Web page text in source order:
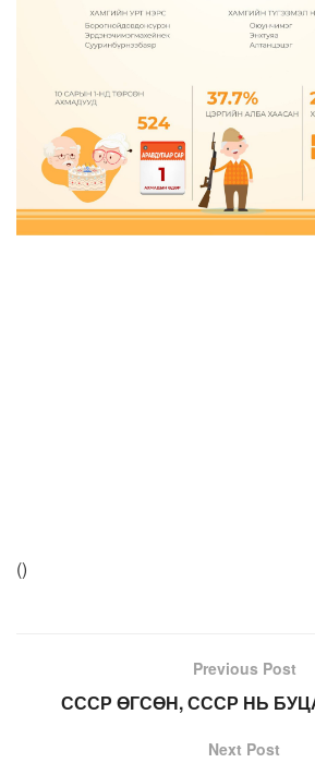
()
Previous Post
СССР ӨГСӨН, СССР НЬ
Next Post